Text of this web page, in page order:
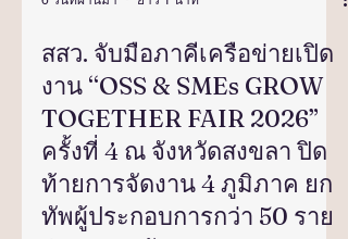
สสว. จับมือภาคีเครือข่ายเปิด
งาน “OSS & SMEs GROW
TOGETHER FAIR 2026”